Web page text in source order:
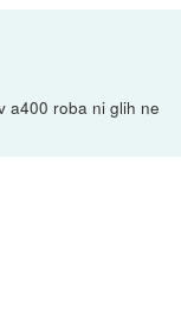
a400 roba ni glih ne